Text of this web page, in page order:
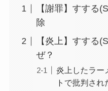
【謝罪】すする
除
【炎上】すする
ぜ？
炎上したラー
トで批判され